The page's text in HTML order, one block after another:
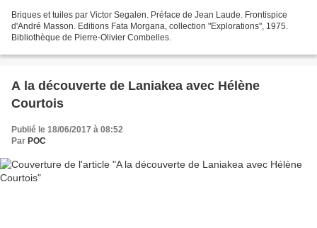
Briques et tuiles par Victor Segalen. Préface de Jean Laude. Frontispice
d'André Masson. Editions Fata Morgana, collection "Explorations", 1975.
Bibliothèque de Pierre-Olivier Combelles.
A la découverte de Laniakea avec Hélène
Courtois
Publié le 18/06/2017 à 08:52
Par POC